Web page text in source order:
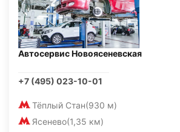
Автосервис Новоясеневская
+7 (495) 023-10-01
Тёплый Стан(930 м)
Ясенево(1,35 км)